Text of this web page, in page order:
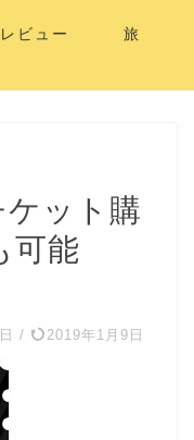
レビュー 旅
ケット購
可能
/ 2019年1月9日